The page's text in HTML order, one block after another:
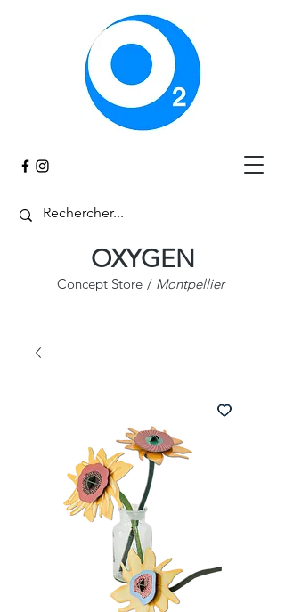
OXYGEN
Concept Store / Montpellier